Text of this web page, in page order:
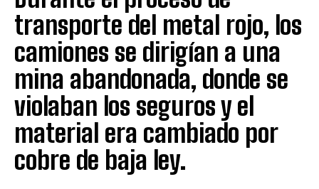
transporte del metal rojo, los
camiones se dirigían a una
mina abandonada, donde se
violaban los seguros y el
material era cambiado por
cobre de baja ley.